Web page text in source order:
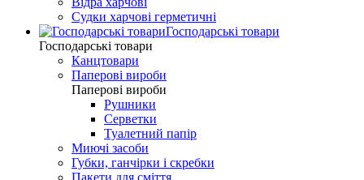
Судки харчові герметичні
Господарські товари
Господарські товари
Канцтовари
Паперові вироби
Паперові вироби
Рушники
Серветки
Туалетний папір
Миючі засоби
Губки, ганчірки і скребки
Пакети для сміття